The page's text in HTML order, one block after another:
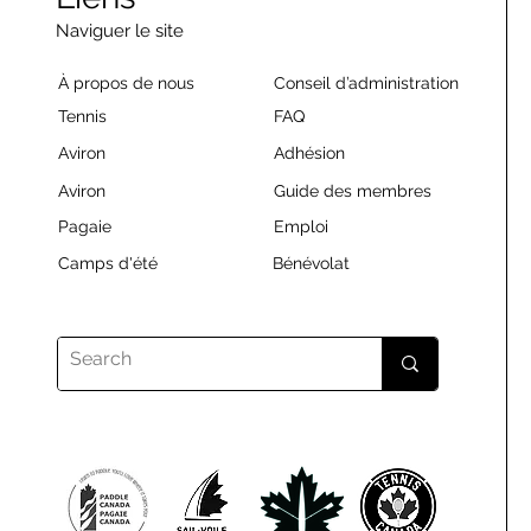
Naviguer le site
À propos de nous
Tennis
Aviron
Aviron
Pagaie
Camps d'été
Conseil d’administration
FAQ
Adhésion
Guide des membres
Emploi
Bénévolat